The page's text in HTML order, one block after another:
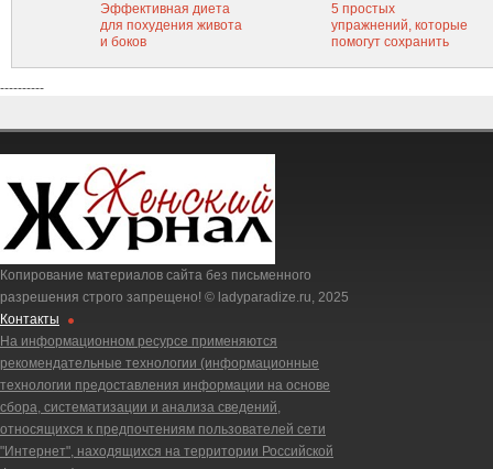
Эффективная диета
для похудения живота
и боков
5 простых
упражнений, которые
помогут сохранить
----------
Копирование материалов сайта без письменного
разрешения строго запрещено! © ladyparadize.ru, 2025
Контакты
На информационном ресурсе применяются
рекомендательные технологии (информационные
технологии предоставления информации на основе
сбора, систематизации и анализа сведений,
относящихся к предпочтениям пользователей сети
"Интернет", находящихся на территории Российской